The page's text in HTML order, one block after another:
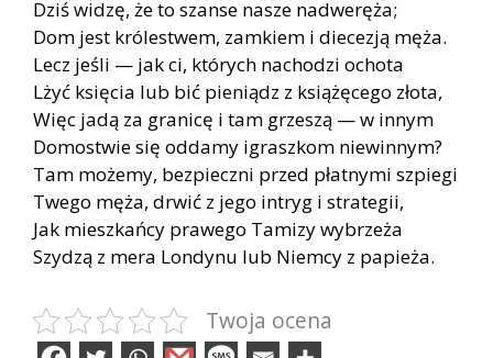
Dziś widzę, że to szanse nasze nadweręża;
Dom jest królestwem, zamkiem i diecezją męża.
Lecz jeśli — jak ci, których nachodzi ochota
Lżyć księcia lub bić pieniądz z książęcego złota,
Więc jadą za granicę i tam grzeszą — w innym
Domostwie się oddamy igraszkom niewinnym?
Tam możemy, bezpieczni przed płatnymi szpiegi
Twego męża, drwić z jego intryg i strategii,
Jak mieszkańcy prawego Tamizy wybrzeża
Szydzą z mera Londynu lub Niemcy z papieża.
Twoja ocena